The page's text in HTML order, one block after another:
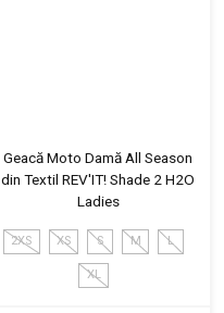
Geacă Moto Damă All Season
din Textil REV'IT! Shade 2 H2O
Ladies
2XS XS S M L
XL